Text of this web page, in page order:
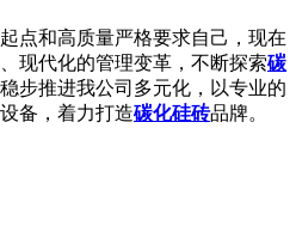
和高质量严格要求自己，现在
现代化的管理变革，不断探索碳
步推进我公司多元化，以专业的
备，着力打造碳化硅砖品牌。